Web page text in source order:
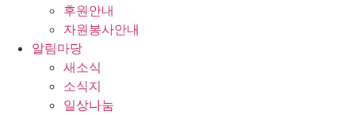
후원안내
자원봉사안내
알림마당
새소식
소식지
일상나눔